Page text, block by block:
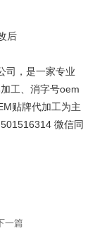
一篇
司 ，是一家专业
工、消字号oem
贴牌代加工为主
微信同